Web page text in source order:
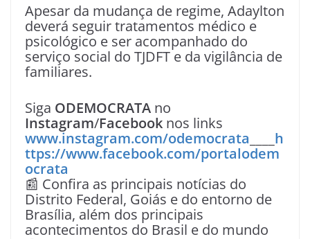
Apesar da mudança de regime, Adaylton
deverá seguir tratamentos médico e
psicológico e ser acompanhado do
serviço social do TJDFT e da vigilância de
familiares.
Siga ODEMOCRATA no
Instagram/Facebook nos links
www.instagram.com/odemocrata
h
ttps://www.facebook.com/portalodem
ocrata
📰 Confira as principais notícias do
Distrito Federal, Goiás e do entorno de
Brasília, além dos principais
acontecimentos do Brasil e do mundo